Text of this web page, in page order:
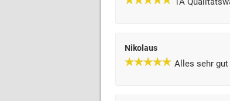
Nikolaus
Alles sehr gut